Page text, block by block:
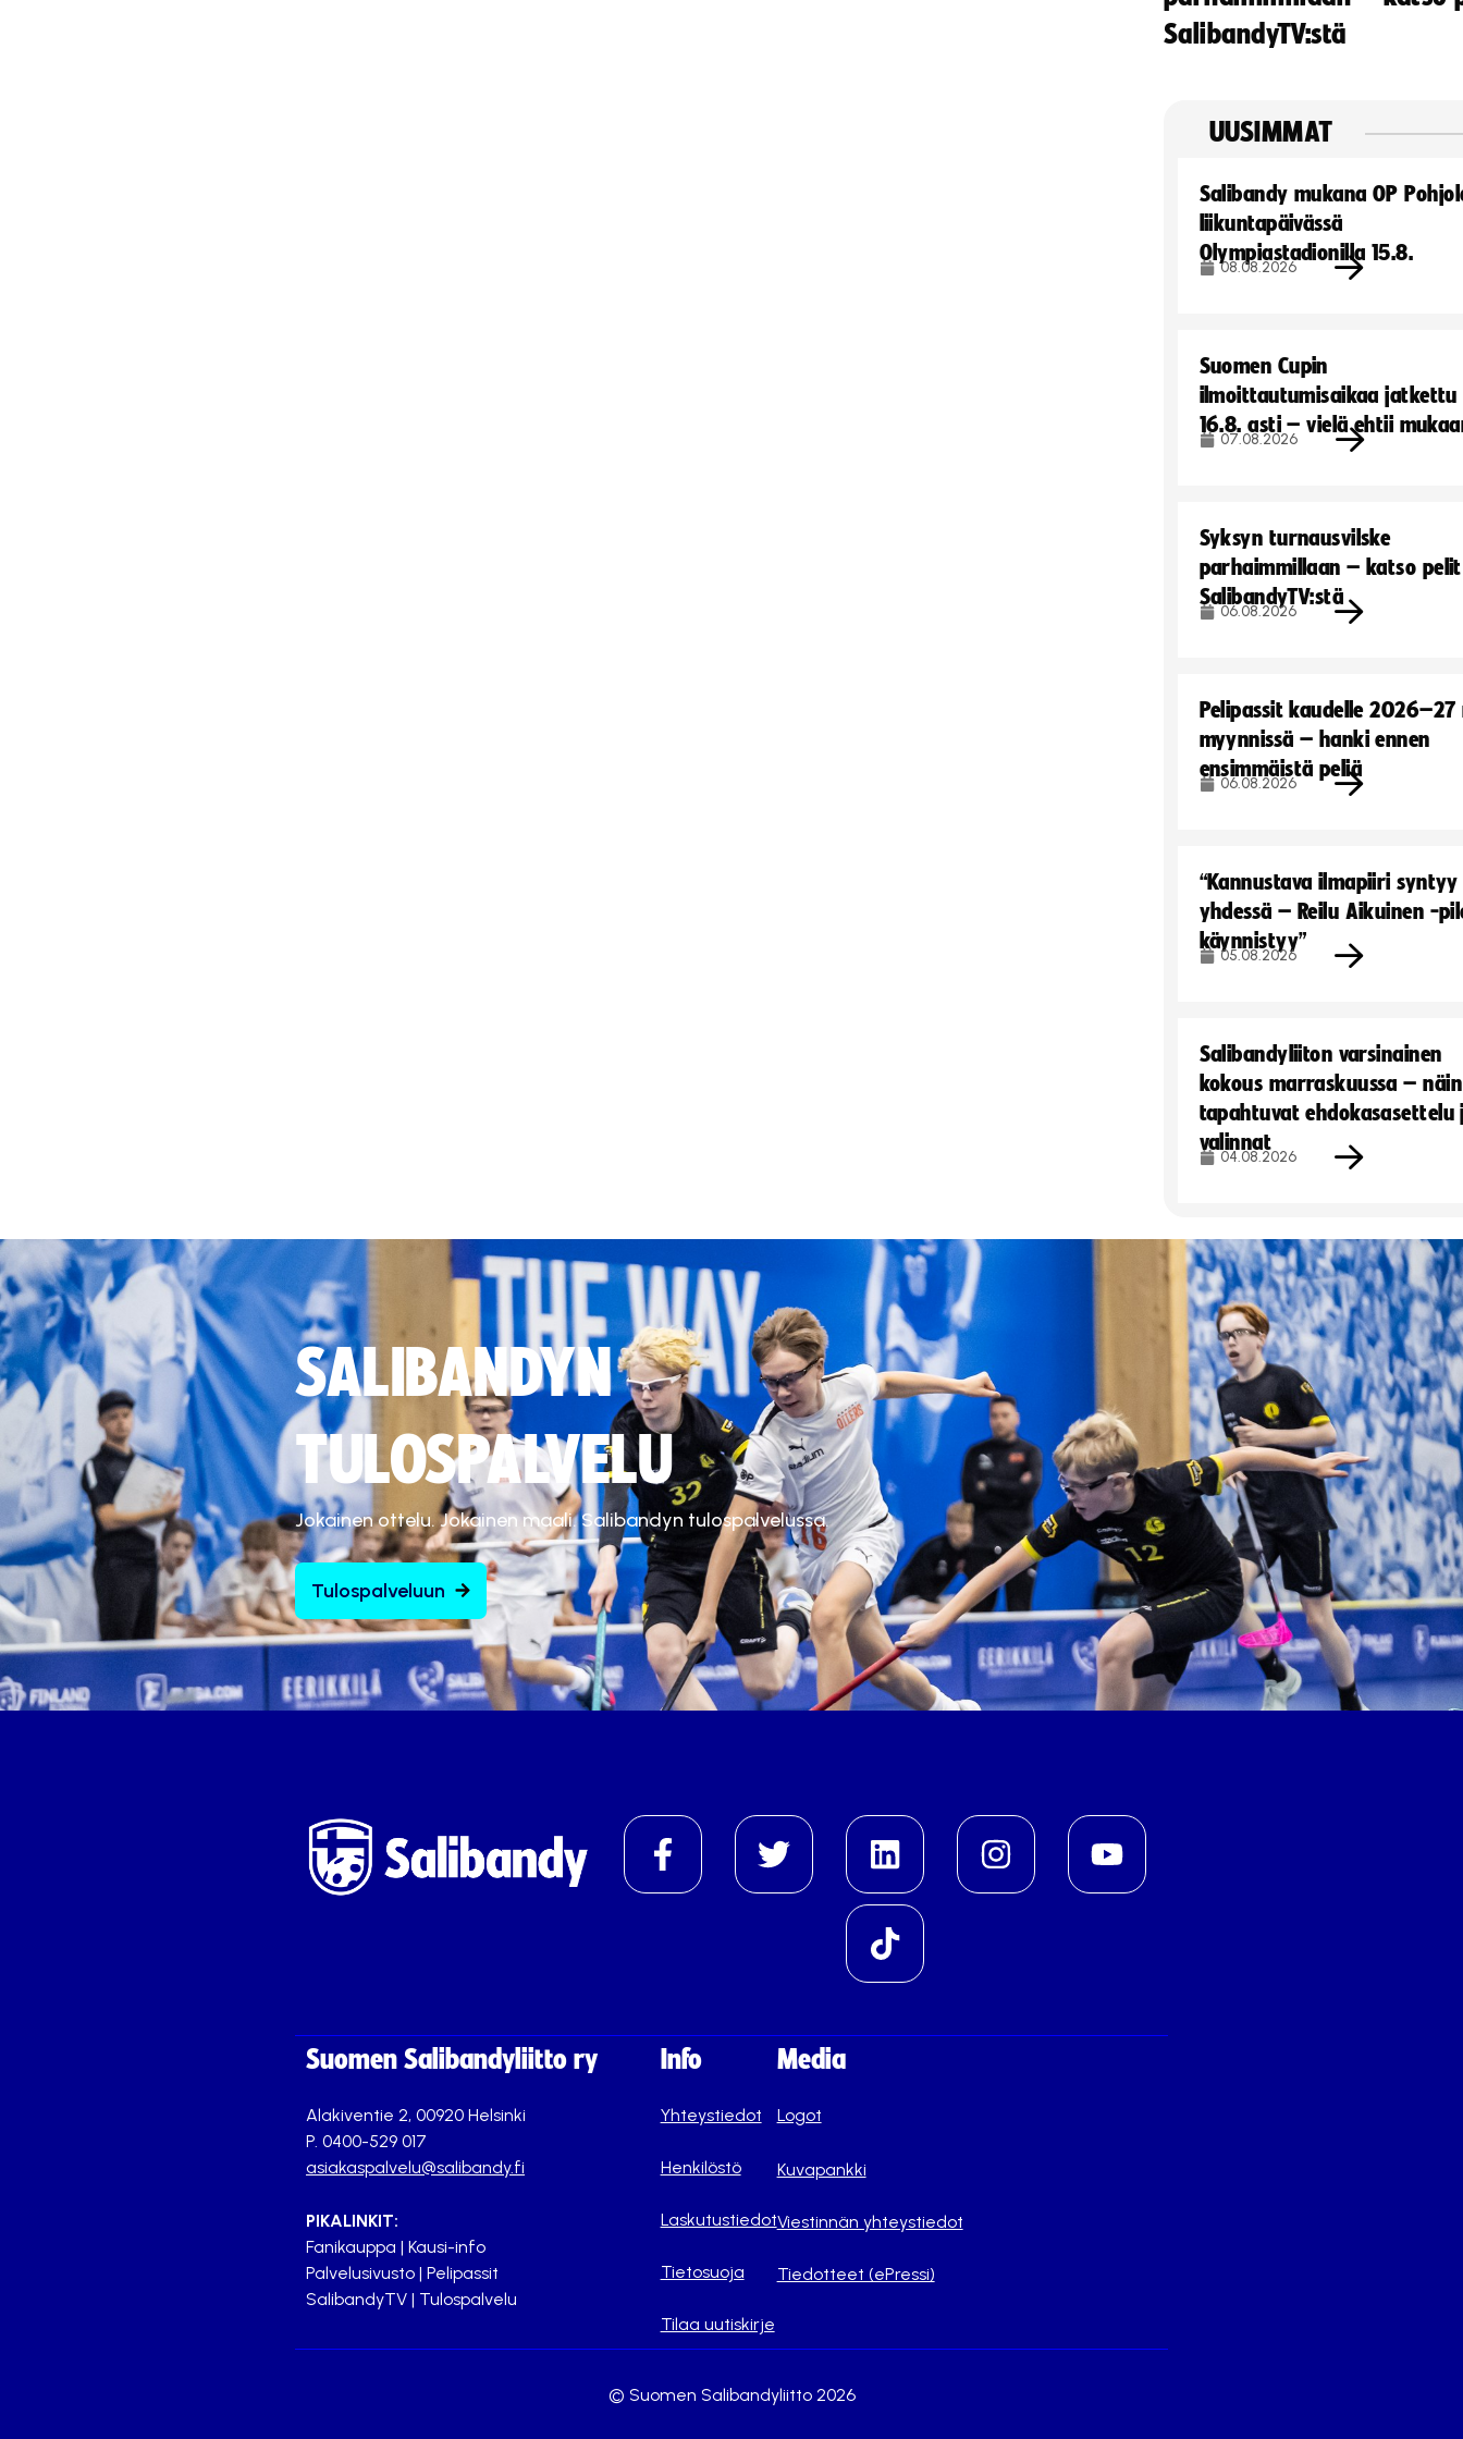
SalibandyTV:stä
UUSIMMAT
Salibandy mukana OP
liikuntapäivässä
Olympiastadionilla 15.8.
08.08.2026
Suomen Cupin
ilmoittautumisaikaa jatkettu
16.8. asti – vielä ehtii
07.08.2026
Syksyn turnausvilske
parhaimmillaan – katso pelit
SalibandyTV:stä
06.08.2026
Pelipassit kaudelle
myynnissä – hanki ennen
ensimmäistä peliä
06.08.2026
“Kannustava ilmapiiri syntyy
yhdessä – Reilu Aikuinen -
käynnistyy”
05.08.2026
Salibandyliiton varsinainen
kokous marraskuussa – näin
tapahtuvat ehdokasasettelu
valinnat
04.08.2026
SALIBANDYN
TULOSPALVELU
Jokainen ottelu. Jokainen maali. Salibandyn tulospalvelussa.
Tulospalveluun
Suomen Salibandyliitto ry
Alakiventie 2, 00920 Helsinki
P. 0400-529 017
asiakaspalvelu@salibandy.fi
PIKALINKIT:
Fanikauppa | Kausi-info
Palvelusivusto | Pelipassit
SalibandyTV | Tulospalvelu
Info
Yhteystiedot
Henkilöstö
Laskutustiedot
Tietosuoja
Tilaa uutiskirje
Media
Logot
Kuvapankki
Viestinnän yhteystiedot
Tiedotteet (ePressi)
© Suomen Salibandyliitto 2026